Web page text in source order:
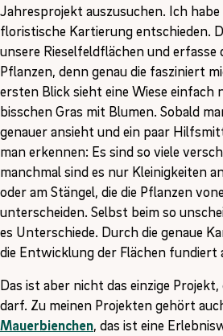
Jahresprojekt auszusuchen. Ich
floristische Kartierung entschieden.
unsere Rieselfeldflächen und erfasse
Pflanzen, denn genau die fasziniert
ersten Blick sieht eine Wiese einfach
bisschen Gras mit Blumen. Sobald
genauer ansieht und ein paar
man erkennen: Es sind so viele
manchmal sind es nur Kleinigkeiten
oder am Stängel, die die Pflanzen
unterscheiden. Selbst beim so
es Unterschiede. Durch die genaue
die Entwicklung der Flächen fundiert
Das ist aber nicht das einzige
darf. Zu meinen Projekten gehört
Mauerbienchen, das ist eine